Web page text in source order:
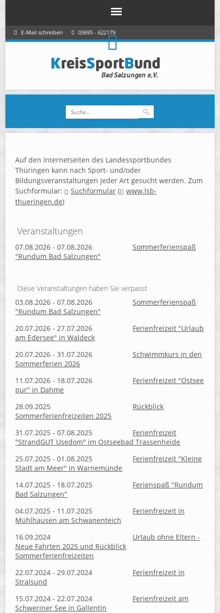
E-Mail schreiben 03695 - 622179
Auf den Internetseiten des Landessportbundes
Thüringen kann nach Sport- und/oder
Bildungsveranstaltungen jeder Art gesucht werden. Zum
Suchformular:
Suchformular (
www.lsb-
thueringen.de)
Veranstaltungen
07.08.2026 - 07.08.2026
Sommerferienspaß
"Rundum Bad Salzungen"
Diese Veranstaltungen haben Sie verpasst
03.08.2026 - 07.08.2026
Sommerferienspaß
"Rundum Bad Salzungen"
20.07.2026 - 27.07.2026
Ferienfreizeit "Urlaub
am Edersee" in Waldeck
20.07.2026 - 31.07.2026
Schwimmkurs in den
Sommerferien 2026
11.07.2026 - 18.07.2026
Ferienfreizeit "Ostsee
pur" in Dahme
28.09.2025
Rückblick
Sommerferienfreizeiten 2025
31.07.2025 - 07.08.2025
Ferienfreizeit
"StrandGUT Usedom" im Ostseebad Trassenheide
25.07.2025 - 01.08.2025
Ferienfreizeit "Kleine
Stadt am Meer" in Warnemünde
14.07.2025 - 18.07.2025
Ferienspaß "Rundum
Bad Salzungen"
04.07.2025 - 11.07.2025
Ferienfreizeit in
Mühlhausen am Schwanenteich
16.09.2024
Urlaub ohne Eltern -
Neue Fahrten 2025 und Rückblick
Sommerferienfreizeiten
22.07.2024 - 29.07.2024
Ferienfreizeit in
Stralsund
15.07.2024 - 22.07.2024
Ferienfreizeit am
Schweriner See in Gallentin